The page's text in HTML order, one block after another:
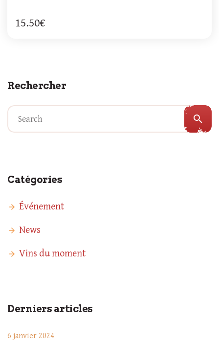
15.50€
Rechercher
search
Catégories
Événement
News
Vins du moment
Derniers articles
6 janvier 2024